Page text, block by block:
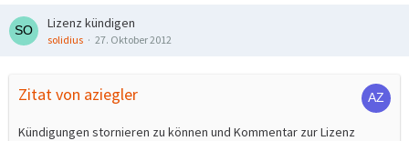
Lizenz kündigen
solidius 27. Oktober 2012
Zitat von aziegler
Kündigungen stornieren zu können und Kommentar zur Lizenz